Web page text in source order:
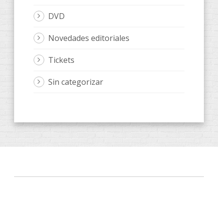
DVD
Novedades editoriales
Tickets
Sin categorizar